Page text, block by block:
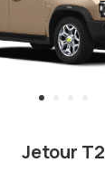
Jetour T2